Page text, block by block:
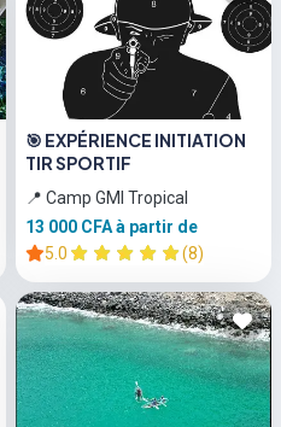
🎯 EXPÉRIENCE INITIATION
TIR SPORTIF
📍 Camp GMI Tropical
13 000 CFAà partir de
5.0
(8)